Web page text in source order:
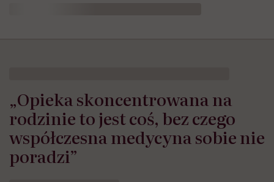
„Opieka skoncentrowana na
rodzinie to jest coś, bez czego
współczesna medycyna sobie nie
poradzi”